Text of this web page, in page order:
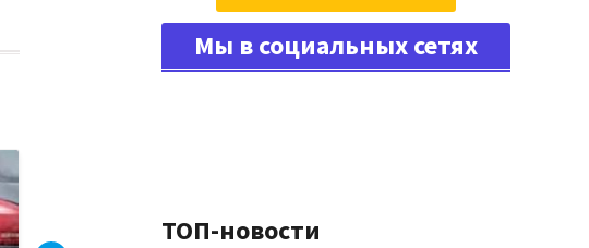
Мы в социальных сетях
ТОП-новости